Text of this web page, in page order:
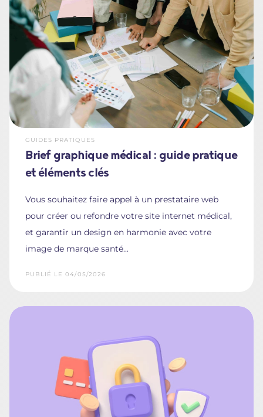
GUIDES PRATIQUES
Brief graphique médical : guide pratique
et éléments clés
Vous souhaitez faire appel à un prestataire web
pour créer ou refondre votre site internet médical,
et garantir un design en harmonie avec votre
image de marque santé...
PUBLIÉ LE 04/05/2026